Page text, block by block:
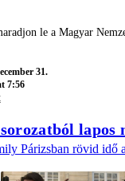
le a Magyar
31.
7:56
lapos
Párizsban rövid idő